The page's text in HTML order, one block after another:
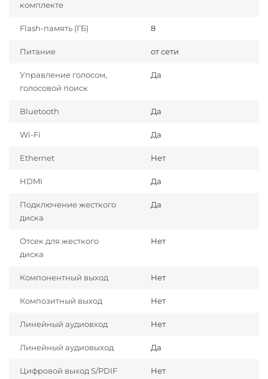
комплекте
Flash-память (ГБ) 8
Питание от сети
Управление голосом,
голосовой поиск
Да
Bluetooth Да
Wi-Fi Да
Ethernet Нет
HDMI Да
Подключение жесткого
диска
Да
Отсек для жесткого
диска
Нет
Компонентный выход Нет
Композитный выход Нет
Линейный аудиовход Нет
Линейный аудиовыход Да
Цифровой выход S/PDIF Нет